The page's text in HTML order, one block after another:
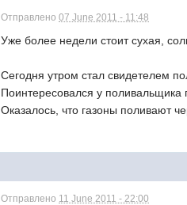
Отправлено07 June 2011 - 11:48
Уже более недели стоит сухая,
Сегодня утром стал свидетелем
Поинтересовался у поливальщика
Оказалось, что газоны поливают
Отправлено 11 June 2011 - 22:00